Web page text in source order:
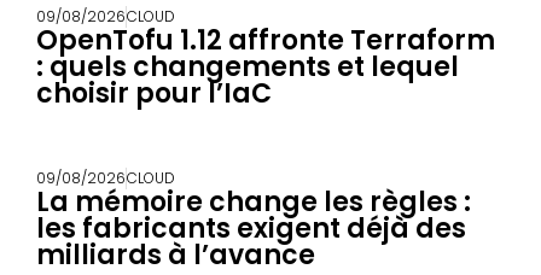
09/08/2026CLOUD
OpenTofu 1.12 affronte Terraform
: quels changements et lequel
choisir pour l’IaC
09/08/2026CLOUD
La mémoire change les règles :
les fabricants exigent déjà des
milliards à l’avance